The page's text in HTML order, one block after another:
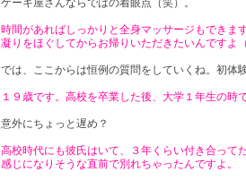
ケーキ屋さんならではの着眼点（笑）。
時間があればしっかりと全身マッサージもできま
凝りをほぐしてからお帰りいただきたいんですよ（
では、ここからは恒例の質問をしていくね。初体
１９歳です。高校を卒業した後、大学１年生の時で
意外にちょっと遅め？
高校時代にも彼氏はいて、３年くらい付き合って
感じになりそうな直前で別れちゃったんですよ。